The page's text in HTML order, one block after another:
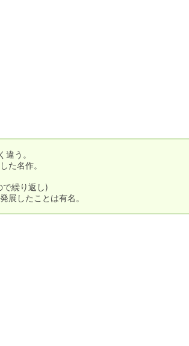
う。
た名作。
で繰り返し)
展したことは有名。